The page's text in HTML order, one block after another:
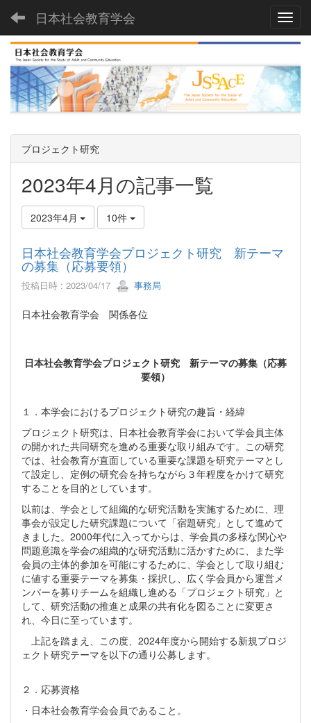
日本社会教育学会
プロジェクト研究
2023年4月の記事一覧
2023年4月 10件
日本社会教育学会プロジェクト研究 新テーマ
の募集（応募要領）
投稿日時 : 2023/04/17 事務局
日本社会教育学会 関係各位
日本社会教育学会プロジェクト研究 新テーマの募集（応募
要領）
１．本学会におけるプロジェクト研究の趣旨・経緯
プロジェクト研究は、日本社会教育学会において学会員主体
の開かれた共同研究を進める重要な取り組みです。この研究
では、社会教育が直面している重要な課題を研究テーマとし
て設定し、定例の研究会を持ちながら３年程度をかけて研究
することを目的としています。
以前は、学会として組織的な研究活動を実施するために、理
事会が設定した研究課題について「宿題研究」として進めて
きました。2000年代に入ってからは、学会員の多様な関心や
問題意識を学会の組織的な研究活動に活かすために、また学
会員の主体的参加を可能にするために、学会として取り組む
に値する重要テーマを募集・採択し、広く学会員から運営メ
ンバーを募りチームを組織し進める「プロジェクト研究」と
して、研究活動の推進と成果の共有化を図ることに変更さ
れ、今日に至っています。
上記を踏まえ、この度、2024年度から開始する新規プロジ
ェクト研究テーマを以下の通り公募します。
２．応募資格
・日本社会教育学会会員であること。